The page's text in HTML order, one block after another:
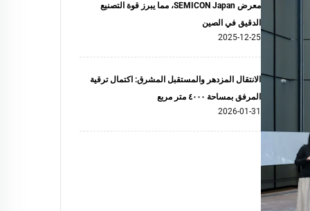
معرض SEMICON Japan، مما يبرز قوة التصنيع
الدقيق في الصين
2025-12-25
الانتقال المزدهر والمستقبل المشرق: اكتمال ترقية
المرفق بمساحة ٤٠٠٠ متر مربع
2026-01-31